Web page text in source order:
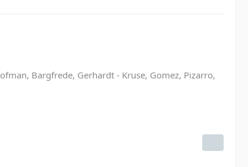
Bargfrede, Gerhardt - Kruse, Gomez, Pizarro,